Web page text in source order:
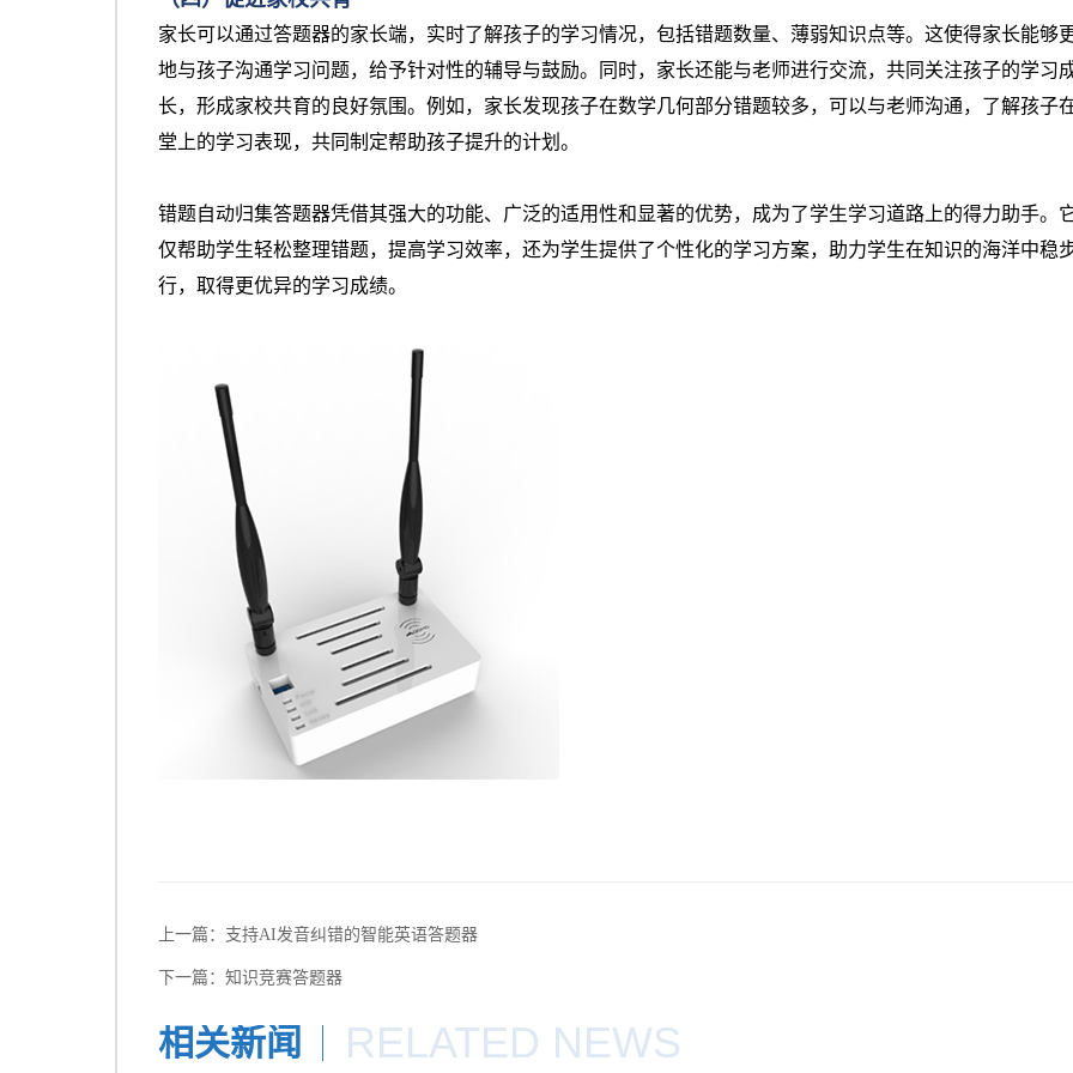
家长可以通过答题器的家长端，实时了解孩子的学习情况，包括错题数量、薄弱知识点等。这使得家长能够
地与孩子沟通学习问题，给予针对性的辅导与鼓励。同时，家长还能与老师进行交流，共同关注孩子的学习
长，形成家校共育的良好氛围。例如，家长发现孩子在数学几何部分错题较多，可以与老师沟通，了解孩子
堂上的学习表现，共同制定帮助孩子提升的计划。
错题自动归集答题器凭借其强大的功能、广泛的适用性和显著的优势，成为了学生学习道路上的得力助手。
仅帮助学生轻松整理错题，提高学习效率，还为学生提供了个性化的学习方案，助力学生在知识的海洋中稳
行，取得更优异的学习成绩。
上一篇： 支持AI发音纠错的智能英语答题器
下一篇： 知识竞赛答题器
相关新闻 RELATED NEWS